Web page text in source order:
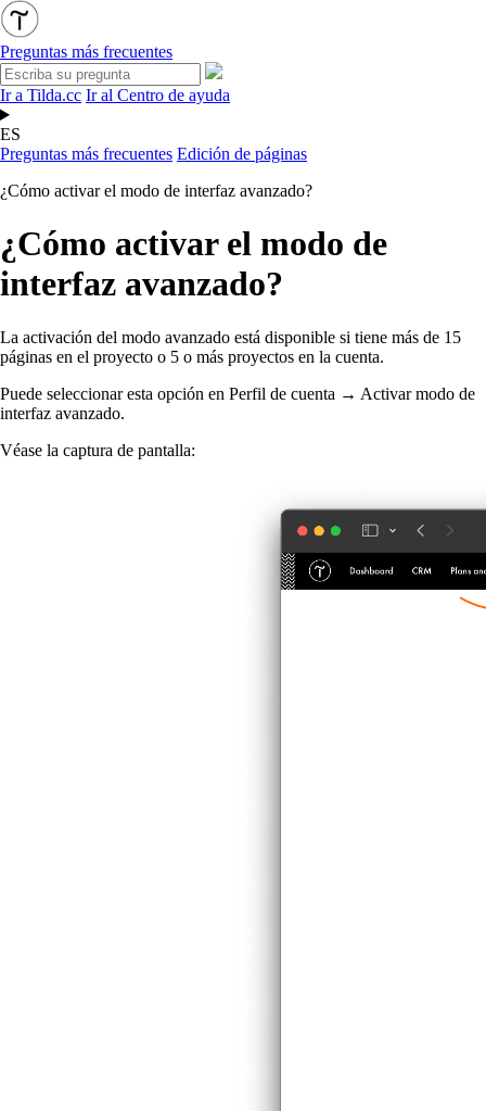
Preguntas más frecuentes
Ir a Tilda.cc Ir al Centro de ayuda
ES
Preguntas más frecuentes Edición de páginas
¿Cómo activar el modo de interfaz avanzado?
¿Cómo activar el modo de
interfaz avanzado?
La activación del modo avanzado está disponible si tiene más de 15
páginas en el proyecto o 5 o más proyectos en la cuenta.
Puede seleccionar esta opción en Perfil de cuenta → Activar modo de
interfaz avanzado.
Véase la captura de pantalla: